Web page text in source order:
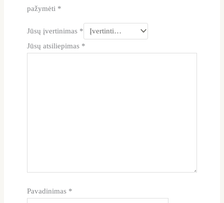
pažymėti *
Jūsų įvertinimas *
Jūsų atsiliepimas *
Pavadinimas *